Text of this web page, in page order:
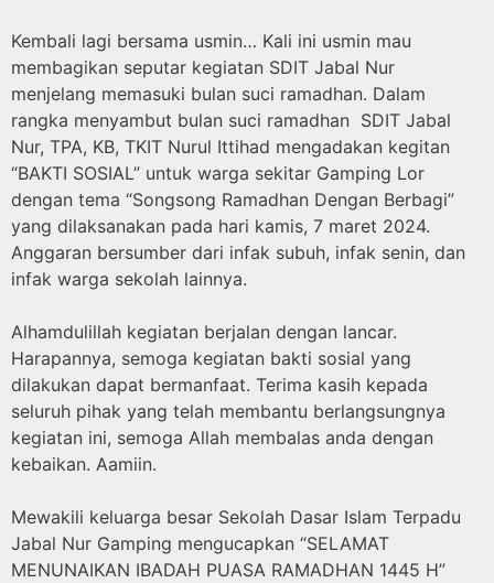
Kembali lagi bersama usmin… Kali ini usmin mau
membagikan seputar kegiatan SDIT Jabal Nur
menjelang memasuki bulan suci ramadhan. Dalam
rangka menyambut bulan suci ramadhan SDIT Jabal
Nur, TPA, KB, TKIT Nurul Ittihad mengadakan kegitan
“BAKTI SOSIAL” untuk warga sekitar Gamping Lor
dengan tema “Songsong Ramadhan Dengan Berbagi”
yang dilaksanakan pada hari kamis, 7 maret 2024.
Anggaran bersumber dari infak subuh, infak senin, dan
infak warga sekolah lainnya.
Alhamdulillah kegiatan berjalan dengan lancar.
Harapannya, semoga kegiatan bakti sosial yang
dilakukan dapat bermanfaat. Terima kasih kepada
seluruh pihak yang telah membantu berlangsungnya
kegiatan ini, semoga Allah membalas anda dengan
kebaikan. Aamiin.
Mewakili keluarga besar Sekolah Dasar Islam Terpadu
Jabal Nur Gamping mengucapkan “SELAMAT
MENUNAIKAN IBADAH PUASA RAMADHAN 1445 H”